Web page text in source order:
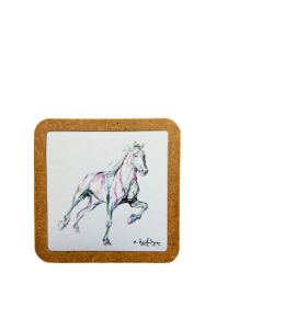
Სრულად Ნახვა